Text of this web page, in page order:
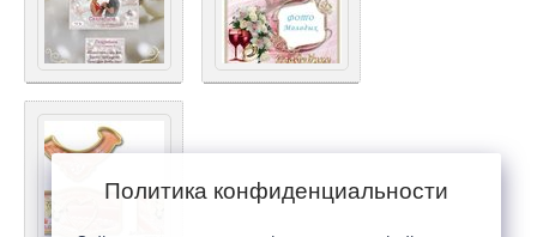
Политика конфиденциальности